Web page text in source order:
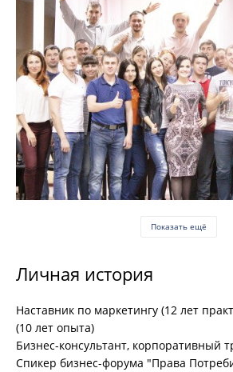
Показать ещё
Личная история
Наставник по маркетингу (12 лет
(10 лет опыта)
Бизнес-консультант, корпоративный
Спикер бизнес-форума "Права